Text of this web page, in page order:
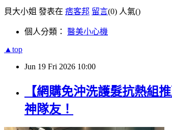
貝大小姐 發表在 痞客邦 留言(0) 人氣()
個人分類： 醫美小心機
▲top
Jun 19 Fri 2026 10:00
【網購免沖洗護髮抗熱組
神隊友！